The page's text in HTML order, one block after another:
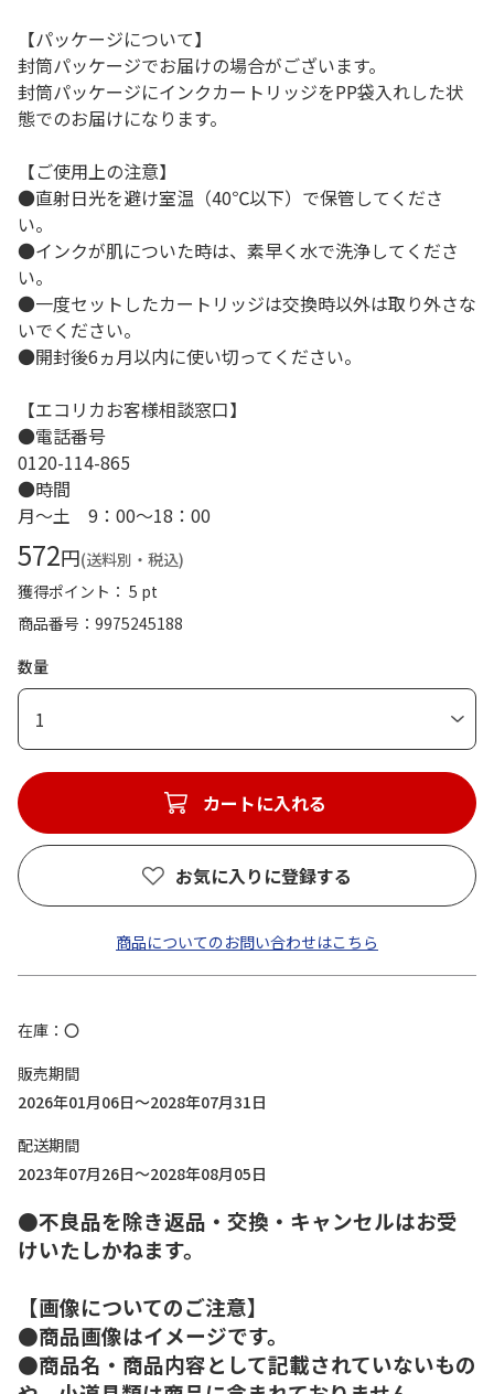
【パッケージについて】
封筒パッケージでお届けの場合がございます。
封筒パッケージにインクカートリッジをPP袋入れした状
態でのお届けになります。
【ご使用上の注意】
●直射日光を避け室温（40℃以下）で保管してくださ
い。
●インクが肌についた時は、素早く水で洗浄してくださ
い。
●一度セットしたカートリッジは交換時以外は取り外さな
いでください。
●開封後6ヵ月以内に使い切ってください。
【エコリカお客様相談窓口】
●電話番号
0120-114-865
●時間
月～土 9：00～18：00
572円(送料別・税込)
獲得ポイント： 5 pt
商品番号
9975245188
数量
1
カートに入れる
お気に入りに登録する
商品についてのお問い合わせはこちら
在庫
〇
販売期間
2026年01月06日～2028年07月31日
配送期間
2023年07月26日～2028年08月05日
●不良品を除き返品・交換・キャンセルはお受
けいたしかねます。
【画像についてのご注意】
●商品画像はイメージです。
●商品名・商品内容として記載されていないもの